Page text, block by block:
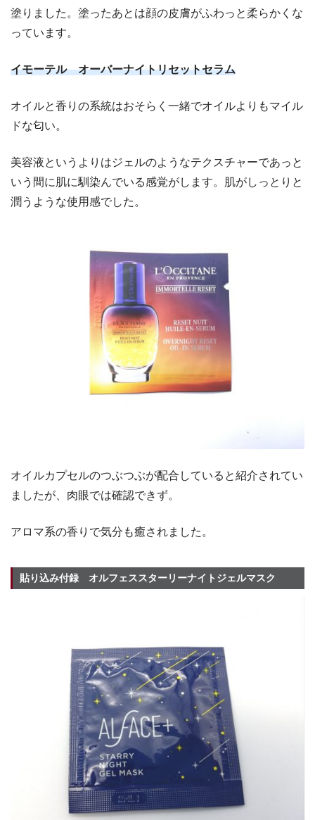
塗りました。塗ったあとは顔の皮膚がふわっと柔らかくな
っています。
イモーテル オーバーナイトリセットセラム
オイルと香りの系統はおそらく一緒でオイルよりもマイル
ドな匂い。
美容液というよりはジェルのようなテクスチャーであっと
いう間に肌に馴染んでいる感覚がします。肌がしっとりと
潤うような使用感でした。
オイルカプセルのつぶつぶが配合していると紹介されてい
ましたが、肉眼では確認できず。
アロマ系の香りで気分も癒されました。
貼り込み付録 オルフェススターリーナイトジェルマスク